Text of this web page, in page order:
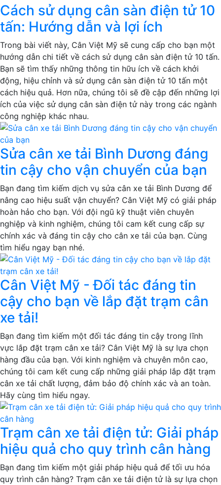
Cách sử dụng cân sàn điện tử 10
tấn: Hướng dẫn và lợi ích
Trong bài viết này, Cân Việt Mỹ sẽ cung cấp cho bạn một
hướng dẫn chi tiết về cách sử dụng cân sàn điện tử 10 tấn.
Bạn sẽ tìm thấy những thông tin hữu ích về cách khởi
động, hiệu chỉnh và sử dụng cân sàn điện tử 10 tấn một
cách hiệu quả. Hơn nữa, chúng tôi sẽ đề cập đến những lợi
ích của việc sử dụng cân sàn điện tử này trong các ngành
công nghiệp khác nhau.
Sửa cân xe tải Bình Dương đáng
tin cậy cho vận chuyển của bạn
Bạn đang tìm kiếm dịch vụ sửa cân xe tải Bình Dương để
nâng cao hiệu suất vận chuyển? Cân Việt Mỹ có giải pháp
hoàn hảo cho bạn. Với đội ngũ kỹ thuật viên chuyên
nghiệp và kinh nghiệm, chúng tôi cam kết cung cấp sự
chính xác và đáng tin cậy cho cân xe tải của bạn. Cùng
tìm hiểu ngay bạn nhé.
Cân Việt Mỹ - Đối tác đáng tin
cậy cho bạn về lắp đặt trạm cân
xe tải!
Bạn đang tìm kiếm một đối tác đáng tin cậy trong lĩnh
vực lắp đặt trạm cân xe tải? Cân Việt Mỹ là sự lựa chọn
hàng đầu của bạn. Với kinh nghiệm và chuyên môn cao,
chúng tôi cam kết cung cấp những giải pháp lắp đặt trạm
cân xe tải chất lượng, đảm bảo độ chính xác và an toàn.
Hãy cùng tìm hiểu ngay.
Trạm cân xe tải điện tử: Giải pháp
hiệu quả cho quy trình cân hàng
Bạn đang tìm kiếm một giải pháp hiệu quả để tối ưu hóa
quy trình cân hàng? Trạm cân xe tải điện tử là sự lựa chọn